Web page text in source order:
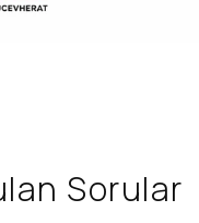
Sorular